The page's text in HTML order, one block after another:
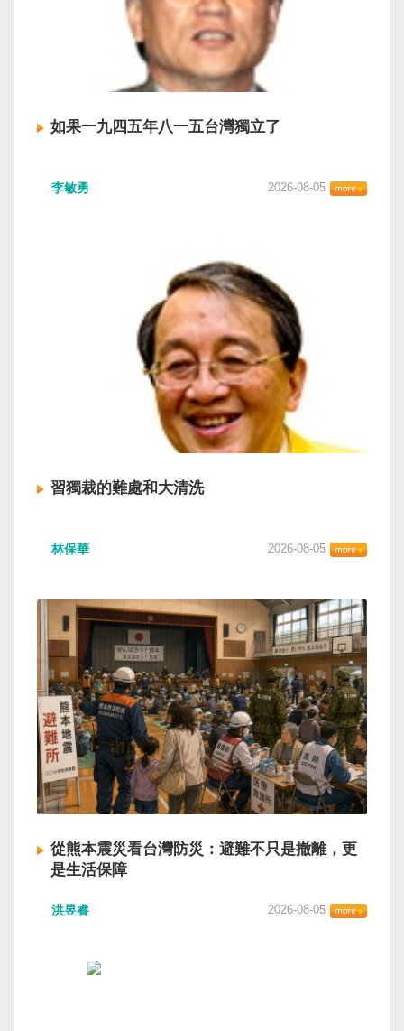
如果一九四五年八一五台灣獨立了
李敏勇 2026-08-05
習獨裁的難處和大清洗
林保華 2026-08-05
從熊本震災看台灣防災：避難不只是撤離，更
是生活保障
洪昱睿 2026-08-05